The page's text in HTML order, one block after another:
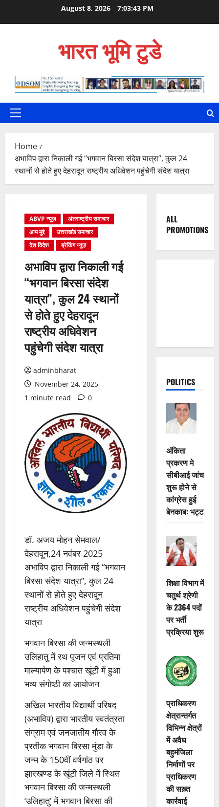
August 8, 2026 7:03:44 PM
भारत भूमि टुडे
Primary
Home
अभाविप द्वारा निकाली गई “भगवान बिरसा संदेश यात्रा”, कुल 24
स्थानों से होते हुए देहरादून राष्ट्रीय अधिवेशन पहुंचेगी संदेश यात्रा
ABVP न्यूज़
अंतराष्ट्रीय समाचार
आम मुद्दे
उत्तराखंड समाचार
देश विदेश
ब्रेकिंग न्यूज़
अभाविप द्वारा निकाली गई
“भगवान बिरसा संदेश
यात्रा”, कुल 24 स्थानों
से होते हुए देहरादून
राष्ट्रीय अधिवेशन
पहुंचेगी संदेश यात्रा
adminbharat
November 24, 2025
1 minute read
0
डॉ. अजय मोहन सेमवाल/
देहरादून,24 नवंबर 2025
अभाविप द्वारा निकाली गई “भगवान
बिरसा संदेश यात्रा”, कुल 24
स्थानों से होते हुए देहरादून
राष्ट्रीय अधिवेशन पहुंचेगी संदेश
यात्रा
भगवान बिरसा की जन्मस्थली
उलिहातु में रथ पूजन एवं प्रतिमा
माल्यार्पण के पश्चात खूंटी में हुआ
भव्य संगोष्ठी का आयोजन
अखिल भारतीय विद्यार्थी परिषद
(अभाविप) द्वारा भारतीय स्वतंत्रता
संग्राम एवं जनजातीय गौरव के
प्रतीक भगवान बिरसा मुंडा के
जन्म के 150वीं वर्षगांठ पर
झारखण्ड के खूंटी जिले में स्थित
भगवान बिरसा की जन्मस्थली
‘उलिहातु’ में भगवान बिरसा की
ALL
PROMOTIONS
POLITICS
अंकिता
प्रकरण मे
सीबीआई जांच
शुरू होने से
कांग्रेस हुई
बेनकाब: भट्ट
शिक्षा विभाग में
चतुर्थ श्रेणी
के 2364 पदों
पर भर्ती
प्रक्रिया शुरू
प्राधिकरण
क्षेत्रान्तर्गत
विभिन्न क्षेत्रों
में अवैध
बहुमंजिला
निर्माणों पर
प्राधिकरण
की सख़्त
कार्रवाई